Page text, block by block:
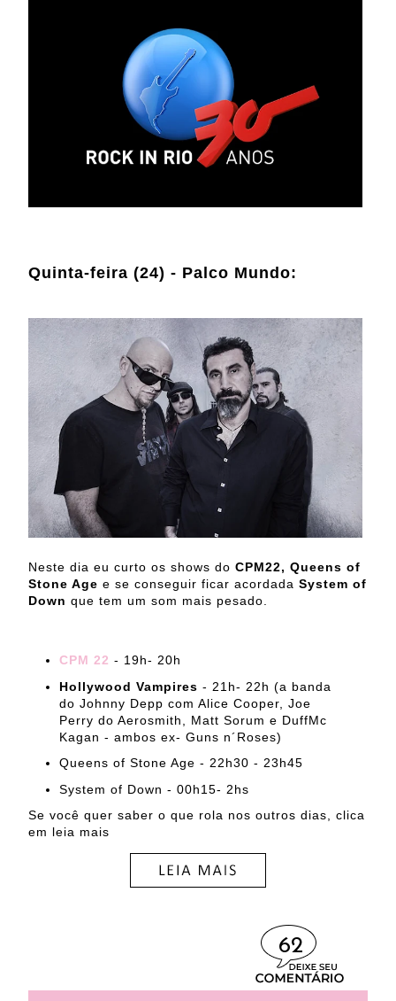
Quinta-feira (24) - Palco Mundo:
Neste dia eu curto os shows do CPM22, Queens of
Stone Age e se conseguir ficar acordada System of
Down que tem um som mais pesado.
CPM 22 - 19h- 20h
Hollywood Vampires - 21h- 22h (a banda
do Johnny Depp com Alice Cooper, Joe
Perry do Aerosmith, Matt Sorum e DuffMc
Kagan - ambos ex- Guns n´Roses)
Queens of Stone Age - 22h30 - 23h45
System of Down - 00h15- 2hs
Se você quer saber o que rola nos outros dias, clica
em leia mais
62